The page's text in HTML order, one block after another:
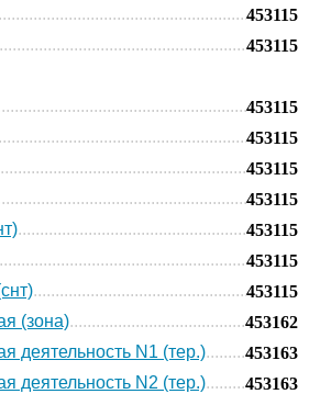
453115
453115
453115
453115
453115
453115
453115
453115
453115
(зона)
453162
деятельность N1 (тер.)
453163
деятельность N2 (тер.)
453163